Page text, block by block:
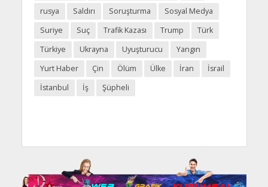
rusya
Saldırı Soruşturma
Sosyal Medya
Suriye
Suç Trafik Kazası Trump
Türk
Türkiye
Ukrayna Uyuşturucu
Yangın
Yurt Haber
Çin Ölüm Ülke İran
İsrail
İstanbul
İş Şüpheli